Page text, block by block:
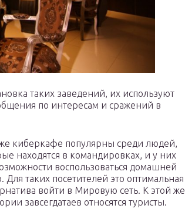
таких заведений, их используют
по интересам и сражений в
киберкафе популярны среди людей,
находятся в командировках, и у них
воспользоваться домашней
Для таких посетителей это оптимальная
войти в Мировую сеть. К этой же
завсегдатаев относятся туристы.